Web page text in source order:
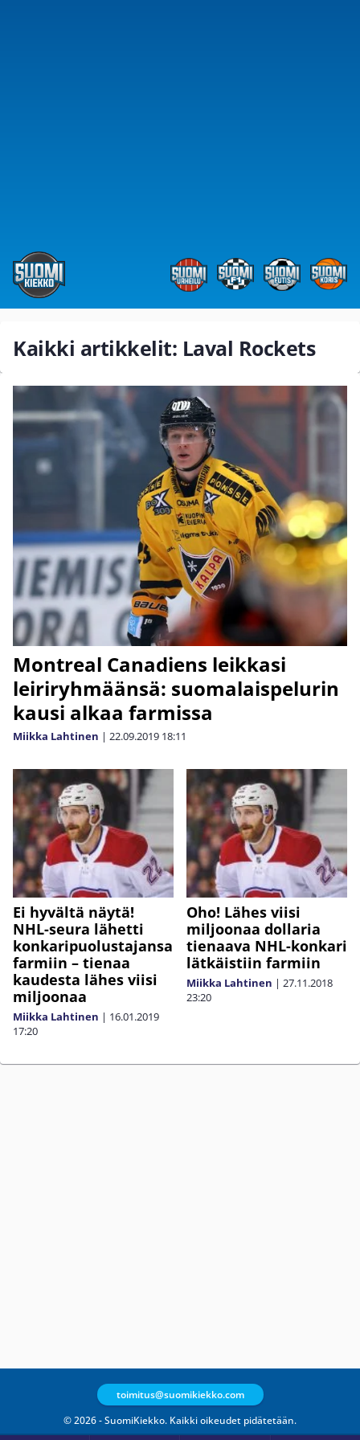
Kaikki artikkelit: Laval Rockets
Montreal Canadiens leikkasi
leiriryhmäänsä: suomalaispelurin
kausi alkaa farmissa
Miikka Lahtinen | 22.09.2019 18:11
Ei hyvältä näytä!
NHL-seura lähetti
konkaripuolustajansa
farmiin – tienaa
kaudesta lähes viisi
miljoonaa
Miikka Lahtinen | 16.01.2019
17:20
Oho! Lähes viisi
miljoonaa dollaria
tienaava NHL-konkari
lätkäistiin farmiin
Miikka Lahtinen | 27.11.2018
23:20
© 2026 - SuomiKiekko. Kaikki oikeudet pidätetään.
toimitus@suomikiekko.com